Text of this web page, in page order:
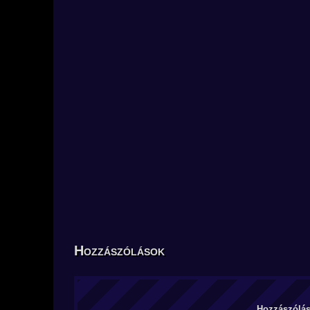
Hozzászólások